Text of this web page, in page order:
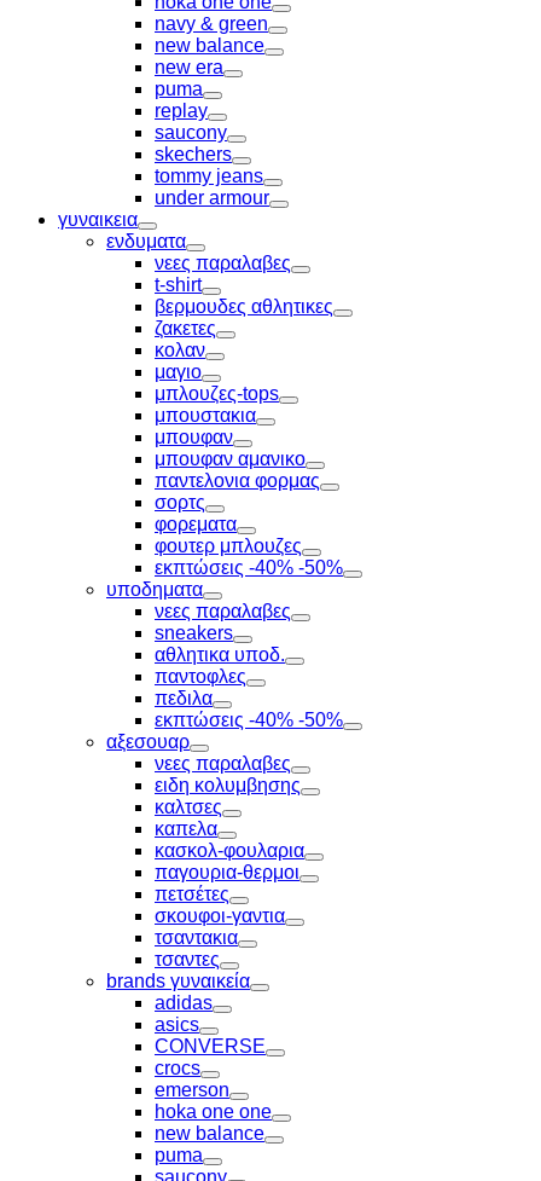
Toggle
navy & green
Toggle
new balance
Toggle
new era
Toggle
puma
Toggle
replay
Toggle
saucony
Toggle
skechers
Toggle
tommy jeans
Toggle
under armour
Toggle
γυναικεια
Toggle
ενδυματα
Toggle
νεες παραλαβες
Toggle
t-shirt
Toggle
βερμουδες αθλητικες
Toggle
ζακετες
Toggle
κολαν
Toggle
μαγιο
Toggle
μπλουζες-tops
Toggle
μπουστακια
Toggle
μπουφαν
Toggle
μπουφαν αμανικο
Toggle
παντελονια φορμας
Toggle
σορτς
Toggle
φορεματα
Toggle
φουτερ μπλουζες
Toggle
εκπτώσεις -40% -50%
Toggle
υποδηματα
Toggle
νεες παραλαβες
Toggle
sneakers
Toggle
αθλητικα υποδ.
Toggle
παντοφλες
Toggle
πεδιλα
Toggle
εκπτώσεις -40% -50%
Toggle
αξεσουαρ
Toggle
νεες παραλαβες
Toggle
ειδη κολυμβησης
Toggle
καλτσες
Toggle
καπελα
Toggle
κασκολ-φουλαρια
Toggle
παγουρια-θερμοι
Toggle
πετσέτες
Toggle
σκουφοι-γαντια
Toggle
τσαντακια
Toggle
τσαντες
Toggle
brands γυναικεία
Toggle
adidas
Toggle
asics
Toggle
CONVERSE
Toggle
crocs
Toggle
emerson
Toggle
hoka one one
Toggle
new balance
Toggle
puma
Toggle